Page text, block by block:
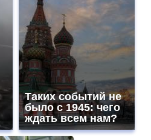
Таких событий не
было с 1945: чего
ждать всем нам?